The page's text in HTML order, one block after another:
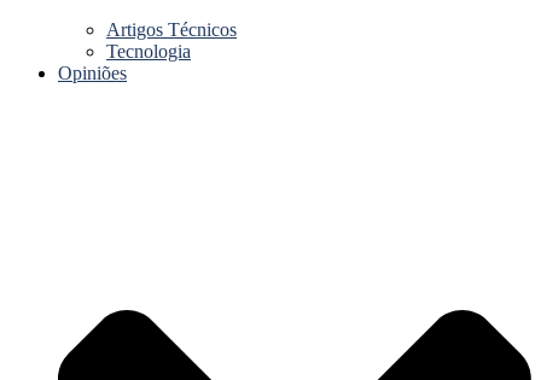
Artigos Técnicos
Tecnologia
Opiniões